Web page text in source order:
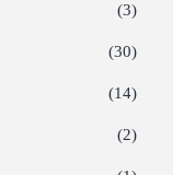
(3)
(30)
(14)
(2)